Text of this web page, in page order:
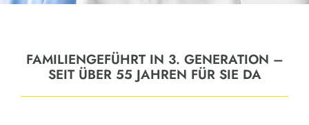
FAMILIENGEFÜHRT IN 3. GENERATION –
SEIT ÜBER 55 JAHREN FÜR SIE DA